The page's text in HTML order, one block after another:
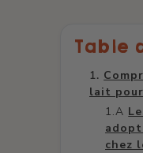
Table
lait
chez